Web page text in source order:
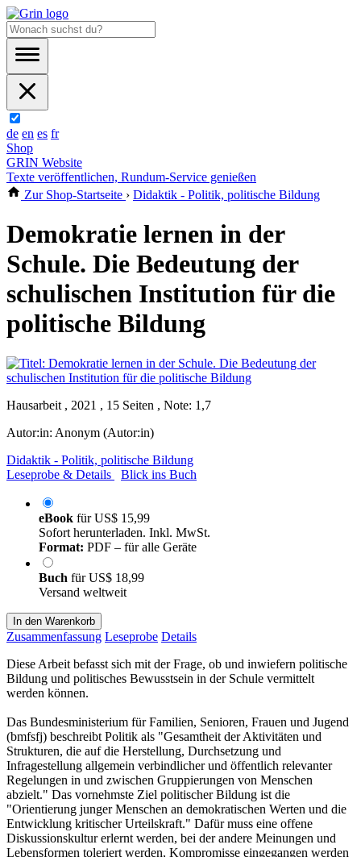
de en es fr
Shop
GRIN Website
Texte veröffentlichen, Rundum-Service genießen
Zur Shop-Startseite › Didaktik - Politik, politische Bildung
Demokratie lernen in der
Schule. Die Bedeutung der
schulischen Institution für die
politische Bildung
Hausarbeit , 2021 , 15 Seiten , Note: 1,7
Autor:in: Anonym (Autor:in)
Didaktik - Politik, politische Bildung
Leseprobe & Details
Blick ins Buch
eBook fürUS$ 15,99
Sofort herunterladen. Inkl. MwSt.
Format: PDF – für alle Geräte
Buch fürUS$ 18,99
Versand weltweit
In den Warenkorb
Zusammenfassung Leseprobe Details
Diese Arbeit befasst sich mit der Frage, ob und inwiefern politische
Bildung und politisches Bewusstsein in der Schule vermittelt
werden können.
Das Bundesministerium für Familien, Senioren, Frauen und Jugend
(bmfsfj) beschreibt Politik als "Gesamtheit der Aktivitäten und
Strukturen, die auf die Herstellung, Durchsetzung und
Infragestellung allgemein verbindlicher und öffentlich relevanter
Regelungen in und zwischen Gruppierungen von Menschen
abzielt." Das vornehmste Ziel politischer Bildung ist die
"Orientierung junger Menschen an demokratischen Werten und die
Entwicklung kritischer Urteilskraft." Dafür muss eine offene
Diskussionskultur erlernt werden, bei der andere Meinungen und
Lebensformen toleriert werden, Kompromisse eingegangen werden